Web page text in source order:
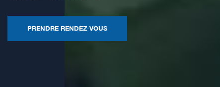
PRENDRE RENDEZ-VOUS